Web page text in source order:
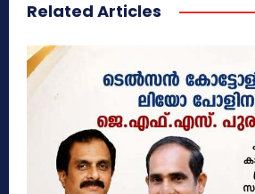
Related Articles